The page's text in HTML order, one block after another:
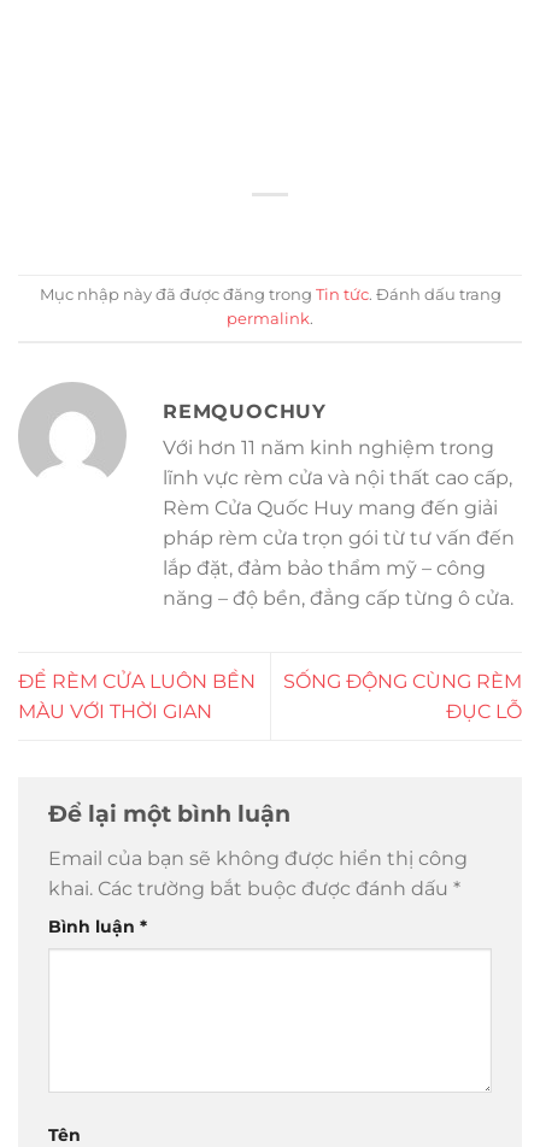
Mục nhập này đã được đăng trong Tin tức. Đánh dấu trang
permalink.
REMQUOCHUY
Với hơn 11 năm kinh nghiệm trong
lĩnh vực rèm cửa và nội thất cao cấp,
Rèm Cửa Quốc Huy mang đến giải
pháp rèm cửa trọn gói từ tư vấn đến
lắp đặt, đảm bảo thẩm mỹ – công
năng – độ bền, đẳng cấp từng ô cửa.
ĐỂ RÈM CỬA LUÔN BỀN
MÀU VỚI THỜI GIAN
SỐNG ĐỘNG CÙNG RÈM
ĐỤC LỖ
Để lại một bình luận
Email của bạn sẽ không được hiển thị công
khai. Các trường bắt buộc được đánh dấu *
Bình luận *
Tên